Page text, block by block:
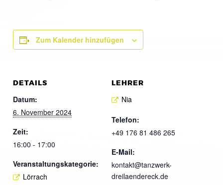
Zum Kalender hinzufügen
DETAILS
Datum:
6. November 2024
Zeit:
16:00 - 17:00
Veranstaltungskategorie:
Lörrach
LEHRER
Nia
Telefon:
+49 176 81 486 265
E-Mail:
kontakt@tanzwerk-
dreilaendereck.de